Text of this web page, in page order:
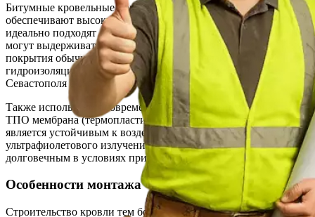
Битумные кровельные покрытия, в свою очередь,
обеспечивают высокую герметичность и долговечность. Они
идеально подходят для домов с сложной геометрией крыш и
могут выдерживать большие температурные колебания. Такие
покрытия обычно служат до 30 лет и обладают хорошей
гидроизоляцией, что особенно актуально в условиях
Севастополя с его частыми дождями.
Также используется современный кровельный материал —
ТПО мембрана (термопластичная полиолефиновая), который
является устойчивым к воздействию химических веществ и
ультрафиолетового излучения, что делает его особенно
долговечным в условиях приморского климата.
Особенности монтажа
Строительство кровли тем более по низким ценам как у нас